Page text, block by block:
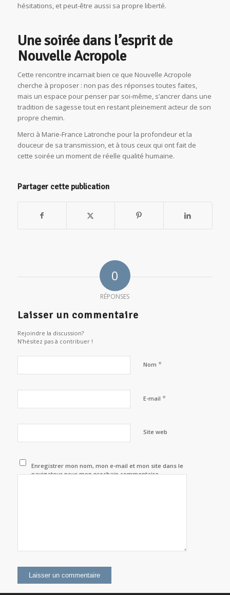
hésitations, et peut-être aussi sa propre liberté.
Une soirée dans l’esprit de
Nouvelle Acropole
Cette rencontre incarnait bien ce que Nouvelle Acropole
cherche à proposer : non pas des réponses toutes faites,
mais un espace pour penser par soi-même, s’ancrer dans une
tradition de sagesse tout en restant pleinement acteur de son
propre chemin.
Merci à Marie-France Latronche pour la profondeur et la
douceur de sa transmission, et à tous ceux qui ont fait de
cette soirée un moment de réelle qualité humaine.
Partager cette publication
0
RÉPONSES
Laisser un commentaire
Rejoindre la discussion?
N’hésitez pas à contribuer !
Nom *
E-mail *
Site web
Enregistrer mon nom, mon e-mail et mon site dans le
navigateur pour mon prochain commentaire.